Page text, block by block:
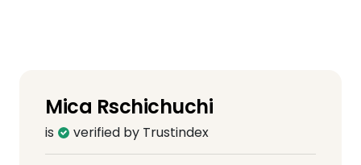
Mica Rschichuchi
is verified by Trustindex